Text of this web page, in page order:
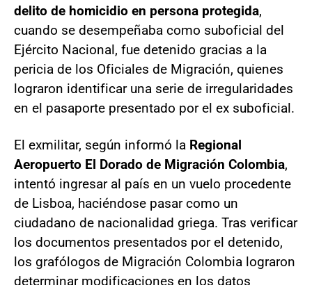
delito de homicidio en persona protegida,
cuando se desempeñaba como suboficial del
Ejército Nacional, fue detenido gracias a la
pericia de los Oficiales de Migración, quienes
lograron identificar una serie de irregularidades
en el pasaporte presentado por el ex suboficial.
El exmilitar, según informó la Regional
Aeropuerto El Dorado de Migración Colombia,
intentó ingresar al país en un vuelo procedente
de Lisboa, haciéndose pasar como un
ciudadano de nacionalidad griega. Tras verificar
los documentos presentados por el detenido,
los grafólogos de Migración Colombia lograron
determinar modificaciones en los datos